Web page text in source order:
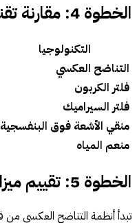
الخطوة 4: مقارنة تقنيات الترشيح
التكنولوجيا
التناضح العكسي
فلتر الكربون
فلتر السيراميك
منقي الأشعة فوق البنفسجية
منعم المياه
الخطوة 5: تقييم ميزانيتك وحساب العائد على الاستثمار